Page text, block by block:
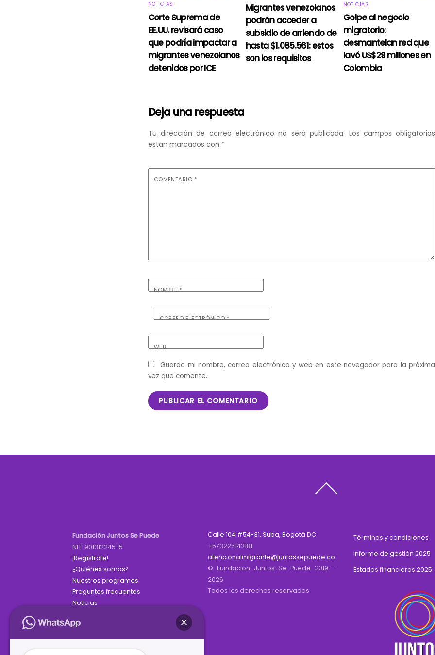
NOTICIAS
Corte Suprema de
EE.UU. revisará caso
que podría impactar a
migrantes venezolanos
detenidos por ICE
Migrantes venezolanos
podrán acceder a
subsidio de arriendo de
hasta $1.085.561: estos
son los requisitos
NOTICIAS
Golpe al negocio
migratorio:
desmantelan red que
lavó US$29 millones en
Colombia
Deja una respuesta
Tu dirección de correo electrónico no será publicada. Los campos obligatorios
están marcados con *
COMENTARIO *
NOMBRE*
CORREO ELECTRÓNICO*
WEB
Guarda mi nombre, correo electrónico y web en este navegador para la próxima
vez que comente.
To
Fundación Juntos Se Puede
NIT: 901312245-5
¡Regístrate!
¿Quiénes somos?
Nuestros programas
Preguntas frecuentes
Noticias
Calle 104 #54-31, Suba, Bogotá DC
+573225142181
atencionalmigrante@juntossepuede.co
© Fundación Juntos Se Puede 2019 -
2026
Todos los derechos reservados.
Términos y condiciones
Informe de gestión 2025
Estados financieros 2025